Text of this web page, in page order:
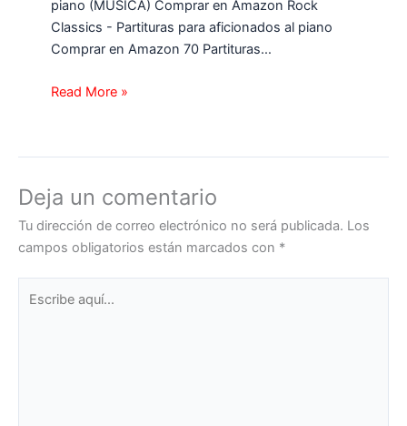
piano (MUSICA) Comprar en Amazon Rock
Classics - Partituras para aficionados al piano
Comprar en Amazon 70 Partituras…
Read More »
Deja un comentario
Tu dirección de correo electrónico no será publicada. Los
campos obligatorios están marcados con *